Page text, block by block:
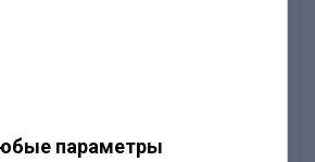
параметры